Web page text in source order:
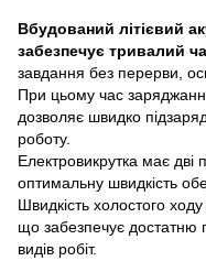
Вбудований літієвий
забезпечує тривалий
завдання без перерви,
При цьому час
дозволяє швидко
роботу.
Електровикрутка має
оптимальну швидкість
Швидкість холостого
що забезпечує достатню
видів робіт.